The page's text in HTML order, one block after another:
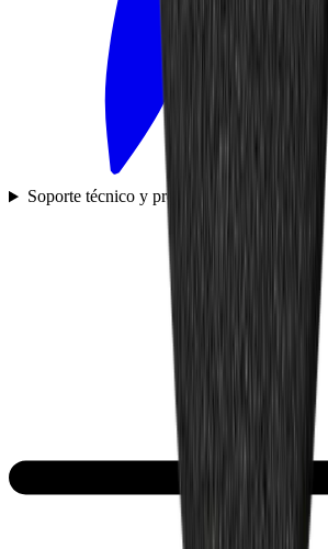
Soporte técnico y preguntas